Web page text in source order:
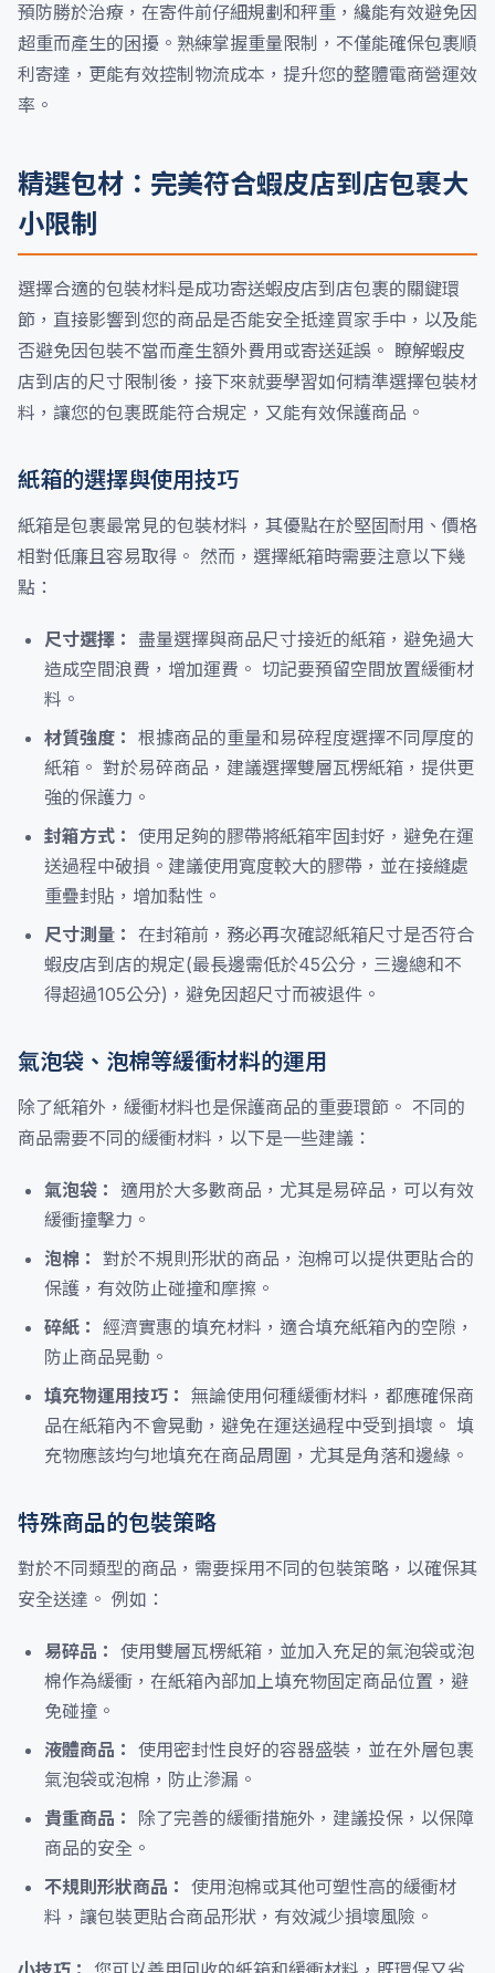
預防勝於治療，在寄件前仔細規劃和秤重，纔能有效避免因
超重而產生的困擾。熟練掌握重量限制，不僅能確保包裹順
利寄達，更能有效控制物流成本，提升您的整體電商營運效
率。
精選包材：完美符合蝦皮店到店包裹大
小限制
選擇合適的包裝材料是成功寄送蝦皮店到店包裹的關鍵環
節，直接影響到您的商品是否能安全抵達買家手中，以及能
否避免因包裝不當而產生額外費用或寄送延誤。 瞭解蝦皮
店到店的尺寸限制後，接下來就要學習如何精準選擇包裝材
料，讓您的包裹既能符合規定，又能有效保護商品。
紙箱的選擇與使用技巧
紙箱是包裹最常見的包裝材料，其優點在於堅固耐用、價格
相對低廉且容易取得。 然而，選擇紙箱時需要注意以下幾
點：
尺寸選擇：
盡量選擇與商品尺寸接近的紙箱，避免過大
造成空間浪費，增加運費。 切記要預留空間放置緩衝材
料。
材質強度： 根據商品的重量和易碎程度選擇不同厚度的
紙箱。 對於易碎商品，建議選擇雙層瓦楞紙箱，提供更
強的保護力。
封箱方式： 使用足夠的膠帶將紙箱牢固封好，避免在運
送過程中破損。建議使用寬度較大的膠帶，並在接縫處
重疊封貼，增加黏性。
尺寸測量： 在封箱前，務必再次確認紙箱尺寸是否符合
蝦皮店到店的規定(最長邊需低於45公分，三邊總和不
得超過105公分)，避免因超尺寸而被退件。
氣泡袋、泡棉等緩衝材料的運用
除了紙箱外，緩衝材料也是保護商品的重要環節。 不同的
商品需要不同的緩衝材料，以下是一些建議：
氣泡袋：
適用於大多數商品，尤其是易碎品，可以有效
緩衝撞擊力。
泡棉： 對於不規則形狀的商品，泡棉可以提供更貼合的
保護，有效防止碰撞和摩擦。
碎紙： 經濟實惠的填充材料，適合填充紙箱內的空隙，
防止商品晃動。
填充物運用技巧： 無論使用何種緩衝材料，都應確保商
品在紙箱內不會晃動，避免在運送過程中受到損壞。 填
充物應該均勻地填充在商品周圍，尤其是角落和邊緣。
特殊商品的包裝策略
對於不同類型的商品，需要採用不同的包裝策略，以確保其
安全送達。 例如：
易碎品： 使用雙層瓦楞紙箱，並加入充足的氣泡袋或泡
棉作為緩衝，在紙箱內部加上填充物固定商品位置，避
免碰撞。
液體商品： 使用密封性良好的容器盛裝，並在外層包裹
氣泡袋或泡棉，防止滲漏。
貴重商品：
除了完善的緩衝措施外，建議投保，以保障
商品的安全。
不規則形狀商品： 使用泡棉或其他可塑性高的緩衝材
料，讓包裝更貼合商品形狀，有效減少損壞風險。